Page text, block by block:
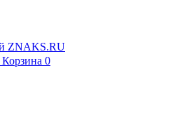
Корзина 0